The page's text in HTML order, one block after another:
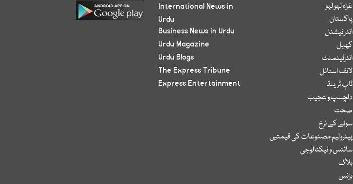
غزہ لہو لہو
پاکستان
انٹر نیشنل
کھیل
انٹرٹینمنٹ
لائف اسٹائل
ٹاپ ٹرینڈ
دلچسپ و عجیب
صحت
سونے کے نرخ
پیٹرولیم مصنوعات کی قیمتیں
سائنس و ٹیکنالوجی
بلاگ
بزنس
International News in
Urdu
Business News in Urdu
Urdu Magazine
Urdu Blogs
The Express Tribune
Express Entertainment